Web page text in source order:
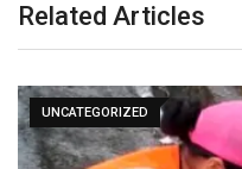
Related Articles
UNCATEGORIZED